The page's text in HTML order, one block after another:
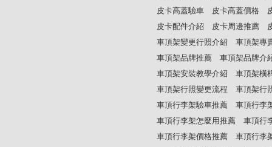
皮卡高蓋驗車
皮卡高蓋價格
皮卡配件介紹
皮卡周邊推薦
車頂架變更行照介紹
車頂架專
車頂架品牌推薦
車頂架品牌介
車頂架安裝教學介紹
車頂架橫
車頂架行照變更流程
車頂架行
車頂行李架驗車推薦
車頂行李
車頂行李架怎麼用推薦
車頂行
車頂行李架價格推薦
車頂行李